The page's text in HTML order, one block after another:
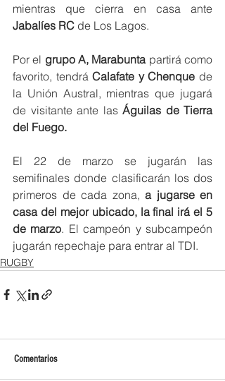
Jabalíes RC de Los Lagos.
Por el grupo A, Marabunta partirá como
favorito, tendrá Calafate y Chenque de
la Unión Austral, mientras que jugará
de visitante ante las Águilas de Tierra
del Fuego.
El 22 de marzo se jugarán las
semifinales donde clasificarán los dos
primeros de cada zona, a jugarse en
casa del mejor ubicado, la final irá el 5
de marzo. El campeón y subcampeón
jugarán repechaje para entrar al TDI.
RUGBY
Comentarios